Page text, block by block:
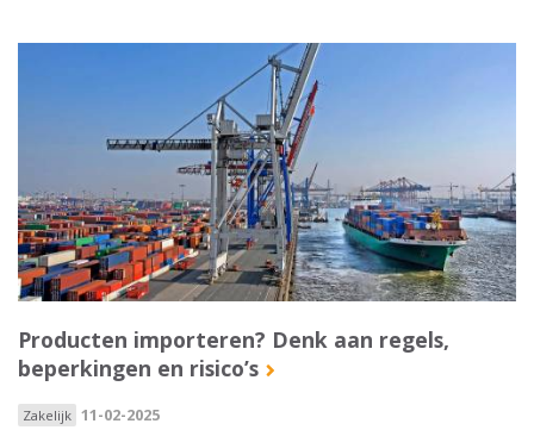
Producten importeren? Denk aan regels,
beperkingen en risico’s
Zakelijk 11-02-2025